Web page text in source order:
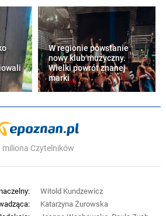
W regionie powstanie
nowy klub muzyczny.
Wielki powrót znanej
marki
miliona Czytelników
Witold Kundzewicz
Katarzyna Żurowska